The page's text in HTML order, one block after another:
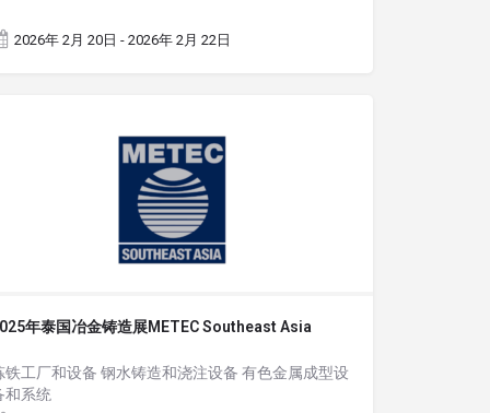
2026年 2月 20日 - 2026年 2月 22日
年泰国冶金铸造展METEC Southeast Asia
铁工厂和设备 钢水铸造和浇注设备 有色金属成型设
和系统